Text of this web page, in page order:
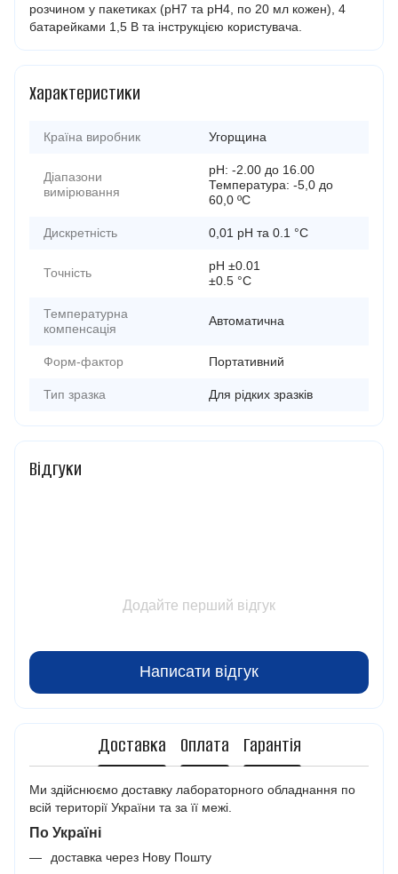
розчином у пакетиках (pH7 та pH4, по 20 мл кожен), 4
батарейками 1,5 В та інструкцією користувача.
Характеристики
Країна виробник Угорщина
Діапазони
вимірювання
рН: -2.00 до 16.00
Температура: -5,0 до
60,0 ºC
Дискретність 0,01 рН та 0.1 °C
Точність
pH ±0.01
±0.5 °C
Температурна
компенсація
Автоматична
Форм-фактор Портативний
Тип зразка Для рідких зразків
Відгуки
Додайте перший відгук
Написати відгук
Доставка Оплата Гарантія
Ми здійснюємо доставку лабораторного обладнання по
всій території України та за її межі.
По Україні
доставка через Нову Пошту